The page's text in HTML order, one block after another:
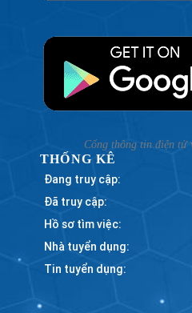
Cổng thông tin điện tử
THỐNG KÊ
Đang truy cập:
Đã truy cập:
Hồ sơ tìm việc:
Nhà tuyển dụng:
Tin tuyển dụng: